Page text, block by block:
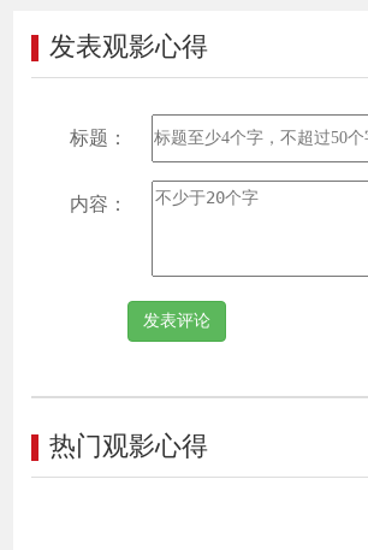
发表观影心得
标题：
内容：
热门观影心得